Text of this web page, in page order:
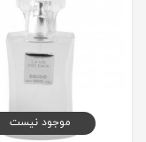
موجود نیست